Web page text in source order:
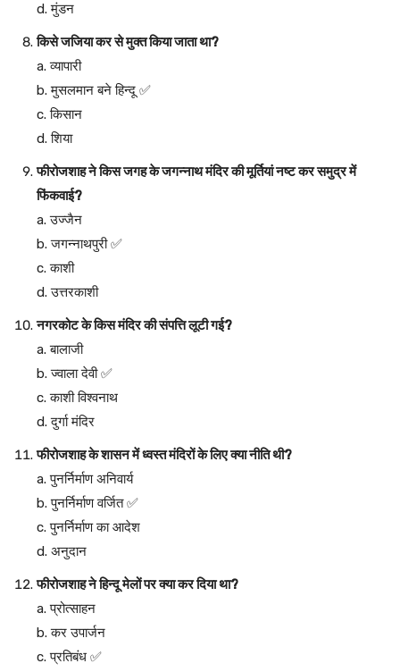
d. मुंडन
किसे जजिया कर से मुक्त किया जाता था?
a. व्यापारी
b. मुसलमान बने हिन्दू ✅
c. किसान
d. शिया
फीरोजशाह ने किस जगह के जगन्नाथ मंदिर की मूर्तियां नष्ट कर समुद्र में
फिंकवाई?
a. उज्जैन
b. जगन्नाथपुरी ✅
c. काशी
d. उत्तरकाशी
नगरकोट के किस मंदिर की संपत्ति लूटी गई?
a. बालाजी
b. ज्वाला देवी ✅
c. काशी विश्वनाथ
d. दुर्गा मंदिर
फीरोजशाह के शासन में ध्वस्त मंदिरों के लिए क्या नीति थी?
a. पुनर्निर्माण अनिवार्य
b. पुनर्निर्माण वर्जित ✅
c. पुनर्निर्माण का आदेश
d. अनुदान
फीरोजशाह ने हिन्दू मेलों पर क्या कर दिया था?
a. प्रोत्साहन
b. कर उपार्जन
c. प्रतिबंध ✅